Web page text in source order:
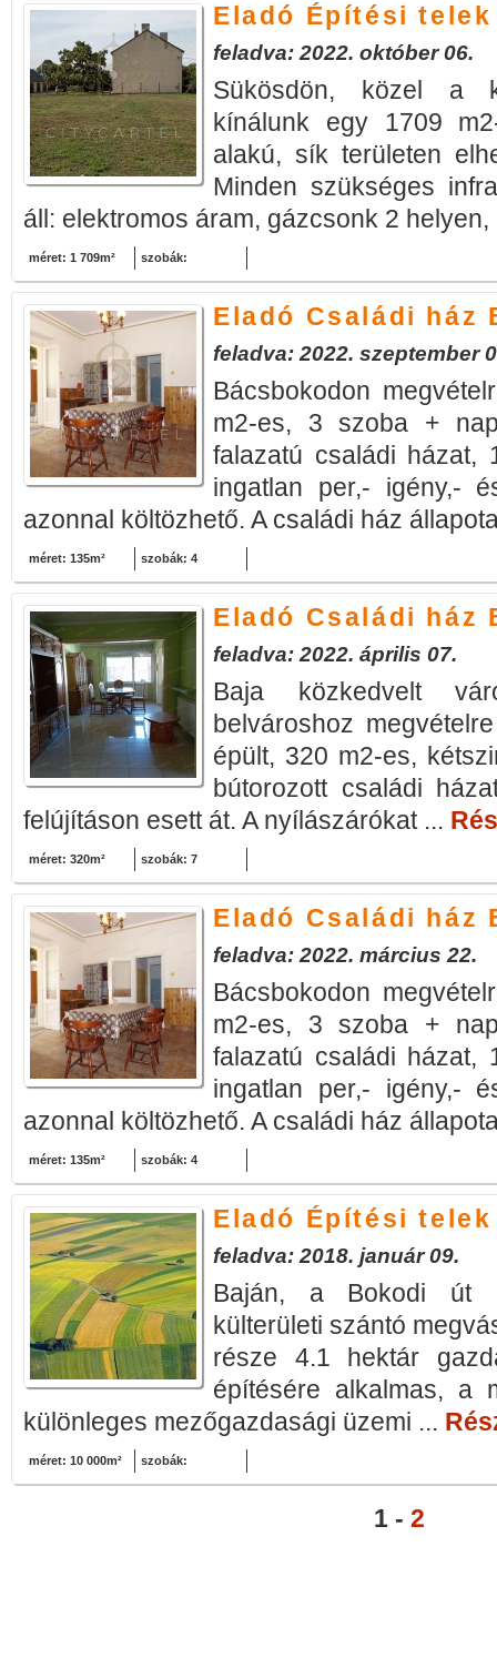
Eladó Építési
feladva: 2022. október 06.
Sükösdön, közel a
kínálunk egy 1709
alakú, sík területen
Minden szükséges
áll: elektromos áram, gázcsonk 2
méret: 1 709m² szobák:
Eladó Családi ház
feladva: 2022. szeptember
Bácsbokodon
m2-es, 3 szoba +
falazatú családi házat,
ingatlan per,- igény,-
azonnal költözhető. A családi ház
méret: 135m² szobák: 4
Eladó Családi ház
feladva: 2022. április 07.
Baja közkedvelt
belvároshoz
épült, 320 m2-es,
bútorozott családi
felújításon esett át. A nyílászárókat ...
méret: 320m² szobák: 7
Eladó Családi ház
feladva: 2022. március 22.
Bácsbokodon
m2-es, 3 szoba +
falazatú családi házat,
ingatlan per,- igény,-
azonnal költözhető. A családi ház
méret: 135m² szobák: 4
Eladó Építési
feladva: 2018. január 09.
Baján, a Bokodi út
külterületi szántó
része 4.1 hektár
építésére alkalmas, a
különleges mezőgazdasági üzemi ...
méret: 10 000m² szobák:
1 - 2